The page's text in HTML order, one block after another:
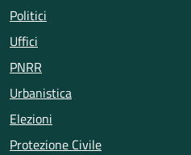
Politici
Uffici
PNRR
Urbanistica
Elezioni
Protezione Civile